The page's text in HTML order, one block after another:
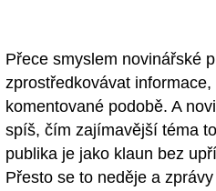
Přece smyslem novinářské
zprostředkovávat
komentované podobě. A
spíš, čím zajímavější téma
publika je jako klaun bez
Přesto se to neděje a